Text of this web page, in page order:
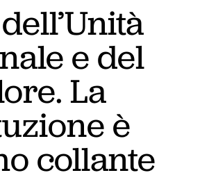
e del
La
è
collante